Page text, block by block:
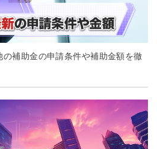
補助金の申請条件や補助金額を徹